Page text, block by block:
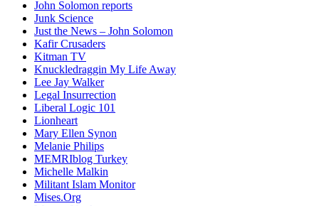
John Solomon reports
Junk Science
Just the News – John Solomon
Kafir Crusaders
Kitman TV
Knuckledraggin My Life Away
Lee Jay Walker
Legal Insurrection
Liberal Logic 101
Lionheart
Mary Ellen Synon
Melanie Philips
MEMRIblog Turkey
Michelle Malkin
Militant Islam Monitor
Mises.Org